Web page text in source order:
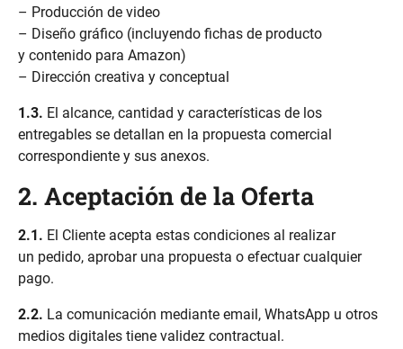
– Producción de video
– Diseño gráfico (incluyendo fichas de producto
y contenido para Amazon)
– Dirección creativa y conceptual
1.3. El alcance, cantidad y características de los
entregables se detallan en la propuesta comercial
correspondiente y sus anexos.
2. Aceptación de la Oferta
2.1. El Cliente acepta estas condiciones al realizar
un pedido, aprobar una propuesta o efectuar cualquier
pago.
2.2. La comunicación mediante email, WhatsApp u otros
medios digitales tiene validez contractual.